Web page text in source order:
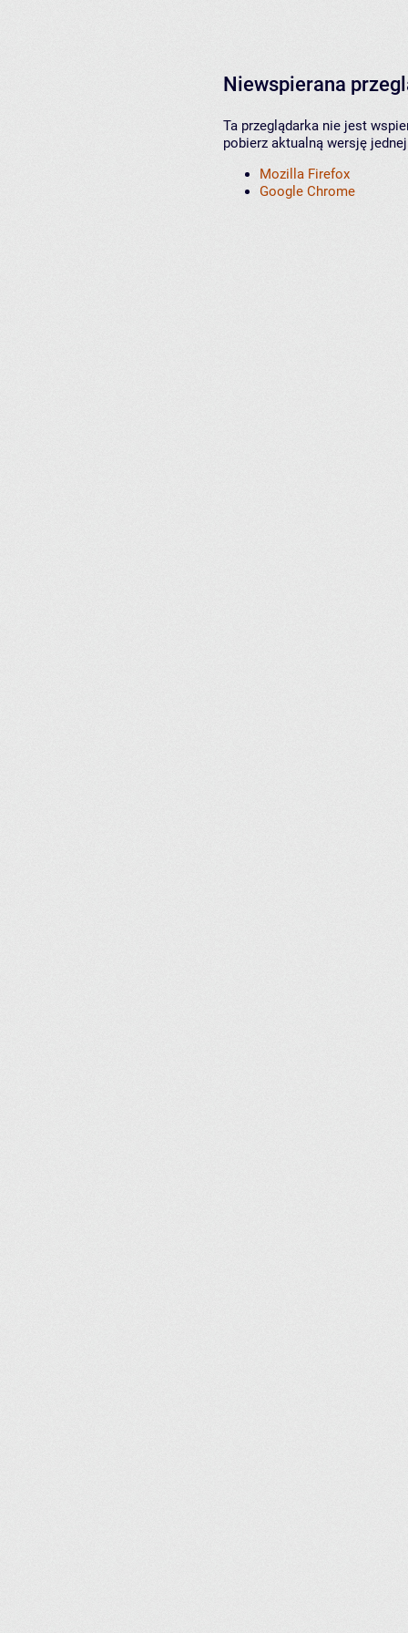
Niewspierana
Ta przeglądarka nie jest
pobierz aktualną wersję
Mozilla Firefox
Google Chrome